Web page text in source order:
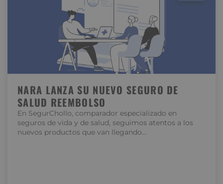
NARA LANZA SU NUEVO SEGURO DE
SALUD REEMBOLSO
En SegurChollo, comparador especializado en
seguros de vida y de salud, seguimos atentos a los
nuevos productos que van llegando…